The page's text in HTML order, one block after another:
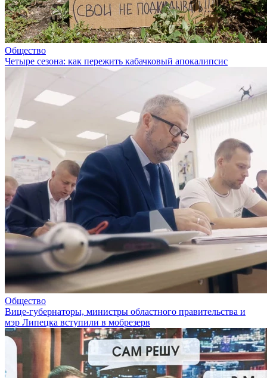
Общество
Четыре сезона: как пережить кабачковый апокалипсис
Общество
Вице-губернаторы, министры областного правительства и
мэр Липецка вступили в мобрезерв